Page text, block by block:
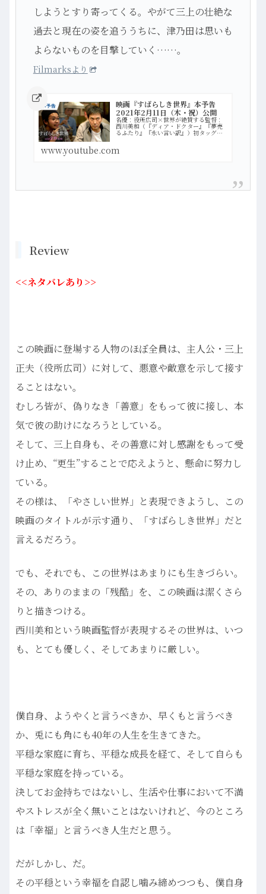
しようとすり寄ってくる。やがて三上の壮絶な
過去と現在の姿を追ううちに、津乃田は思いも
よらないものを目撃していく……。
Filmarksより
映画『すばらしき世界』本予告
2021年2月11日（木・祝）公開
名優：役所広司×世界が絶賛する監督：
西川美和（『ディア・ドクター』『夢売
るふたり』『永い言い訳』）初タッグ！
の片隅で暮らす短気ですぐカッとなる三
www.youtube.com
Review
<<ネタバレあり>>
この映画に登場する人物のほぼ全員は、主人公・三上
正夫（役所広司）に対して、悪意や敵意を示して接す
ることはない。
むしろ皆が、偽りなき「善意」をもって彼に接し、本
気で彼の助けになろうとしている。
そして、三上自身も、その善意に対し感謝をもって受
け止め、“更生”することで応えようと、懸命に努力し
ている。
その様は、「やさしい世界」と表現できようし、この
映画のタイトルが示す通り、「すばらしき世界」だと
言えるだろう。
でも、それでも、この世界はあまりにも生きづらい。
その、ありのままの「残酷」を、この映画は潔くさら
りと描きつける。
西川美和という映画監督が表現するその世界は、いつ
も、とても優しく、そしてあまりに厳しい。
僕自身、ようやくと言うべきか、早くもと言うべき
か、兎にも角にも40年の人生を生きてきた。
平穏な家庭に育ち、平穏な成長を経て、そして自らも
平穏な家庭を持っている。
決してお金持ちではないし、生活や仕事において不満
やストレスが全く無いことはないけれど、今のところ
は「幸福」と言うべき人生だと思う。
だがしかし、だ。
その平穏という幸福を自認し噛み締めつつも、僕自身